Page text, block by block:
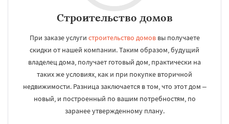
Строительство домов
При заказе услуги строительство домоввы получаете
скидки от нашей компании. Таким образом, будущий
владелец дома, получает готовый дом, практически на
таких же условиях, как и при покупке вторичной
недвижимости. Разница заключается в том, что этот дом –
новый, и построенный по вашим потребностям, по
заранее утвержденному плану.